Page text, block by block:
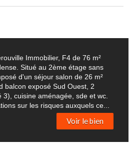
Immobilier, F4 de 76 m²
Situé au 2ème étage sans
d'un séjour salon de 26 m²
balcon exposé Sud Ouest, 2
cuisine aménagée, sde et wc.
sur les risques auxquels ce...
Voir le bien